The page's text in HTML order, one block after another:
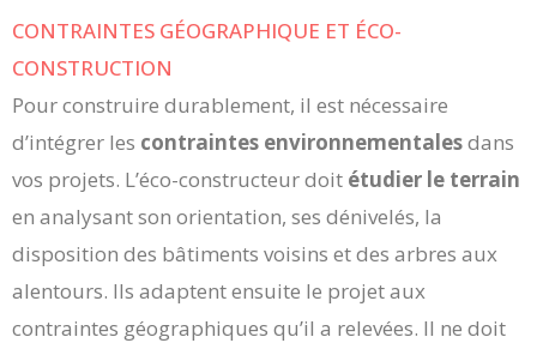
CONTRAINTES GÉOGRAPHIQUE ET ÉCO-
CONSTRUCTION
Pour construire durablement, il est nécessaire
d’intégrer les contraintes environnementalesdans
vos projets. L’éco-constructeur doit étudier le terrain
en analysant son orientation, ses dénivelés, la
disposition des bâtiments voisins et des arbres aux
alentours. Ils adaptent ensuite le projet aux
contraintes géographiques qu’il a relevées. Il ne doit